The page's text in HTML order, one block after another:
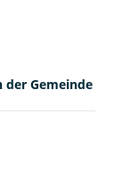
der Gemeinde